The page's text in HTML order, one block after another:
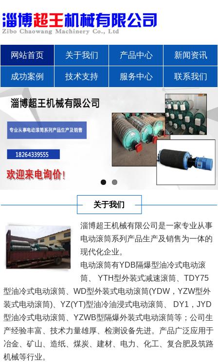
网站首页 关于我们 产品中心 新闻资讯
成功案例 技术支持 服务中心 联系我们
关于我们
淄博超王机械有限公司是一家专业从事
电动滚筒系列产品生产及销售为一体的
现代化企业。
电动滚筒有YDB隔爆型油冷式电动滚
筒、 YTH型外装式减速滚筒、TDY75
型油冷式电动滚筒、WD型外装式电动滚筒(YDW，YZW型外
装式电动滚筒)、YZ(YT)型油冷油浸式电动滚筒、 DY1，JYD
型油冷式电动滚筒、YZWB型隔爆外装式电动滚筒等；公司生
产经验丰富、技术力量雄厚、检测设备先进。产品广泛应用于
冶金、矿山、造纸、煤炭、建材、电力、化工、复合肥及筑路
机械等行业。